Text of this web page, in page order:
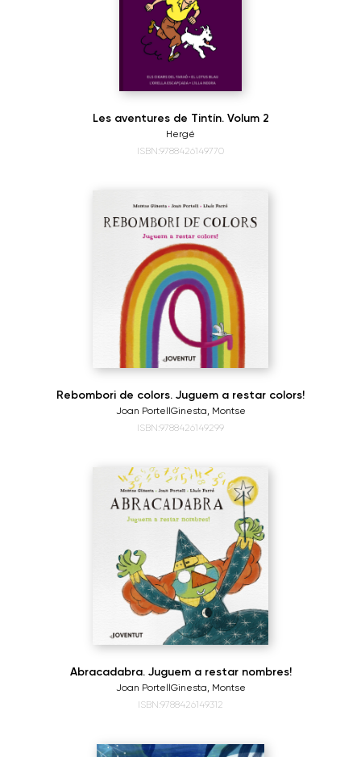
Les aventures de Tintín. Volum 2
Hergé
ISBN:9788426149770
Rebombori de colors. Juguem a restar colors!
Joan PortellGinesta, Montse
ISBN:9788426149299
Abracadabra. Juguem a restar nombres!
Joan PortellGinesta, Montse
ISBN:9788426149312